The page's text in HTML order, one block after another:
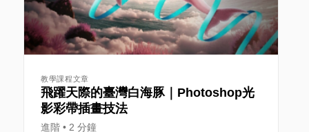
教學課程文章
飛躍天際的臺灣白海豚｜Photoshop光
影彩帶插畫技法
進階 2 分鐘